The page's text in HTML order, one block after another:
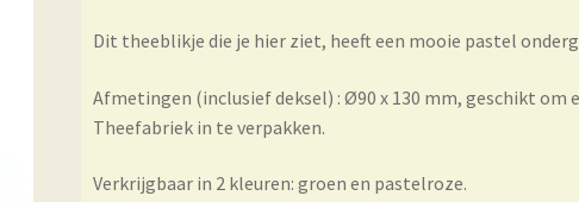
Dit theeblikje die je hier ziet, heeft een mooie pastel
Afmetingen (inclusief deksel) : Ø90 x 130 mm, geschikt om
Theefabriek in te verpakken.
Verkrijgbaar in 2 kleuren: groen en pastelroze.